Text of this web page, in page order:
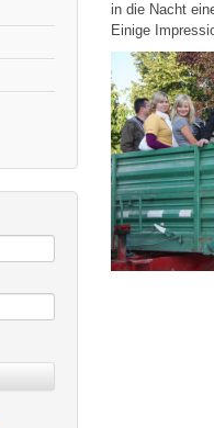
in die Nacht
Einige